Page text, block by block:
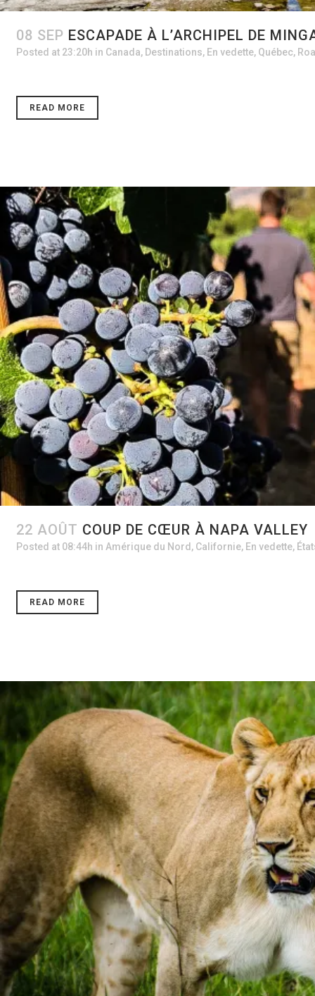
08 SEP ESCAPADE À L’ARCHIPEL DE
Posted at 23:20h in Canada, Destinations, En vedette, Québec,
READ MORE
22 AOÛT COUP DE CŒUR À NAPA VALLEY
Posted at 08:44h in Amérique du Nord , Californie, En vedette,
READ MORE